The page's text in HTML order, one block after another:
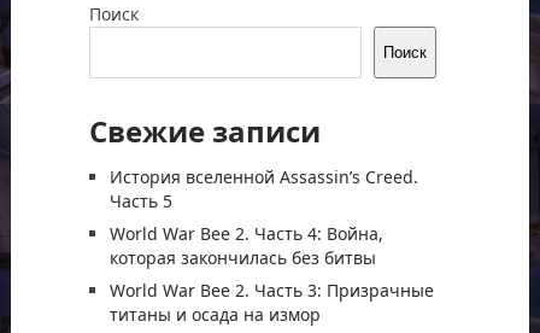
Поиск
Поиск
Свежие записи
История вселенной Assassin’s Creed.
Часть 5
World War Bee 2. Часть 4: Война,
которая закончилась без битвы
World War Bee 2. Часть 3: Призрачные
титаны и осада на измор